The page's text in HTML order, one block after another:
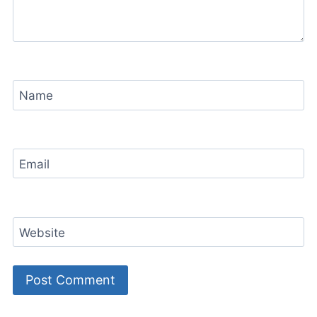
Name
Email
Website